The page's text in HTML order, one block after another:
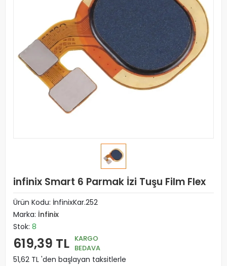
infinix Smart 6 Parmak İzi Tuşu Film Flex
Ürün Kodu: İnfinixKar.252
Marka: İnfinix
Stok: 8
619,39 TL KARGO
BEDAVA
51,62 TL 'den başlayan taksitlerle